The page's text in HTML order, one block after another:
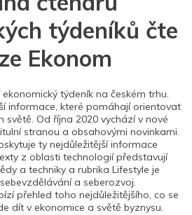
týdeníků čte
Ekonom
týdeník na českém trhu.
informace, které pomáhají orientovat
světě. Od října 2020 vychází v nové
stranou a obsahovými novinkami.
ty nejdůležitější informace
z oblasti technologií představují
a techniky a rubrika Lifestyle je
a seberozvoj.
přehled toho nejdůležitějšího, co se
dít v ekonomice a světě byznysu.